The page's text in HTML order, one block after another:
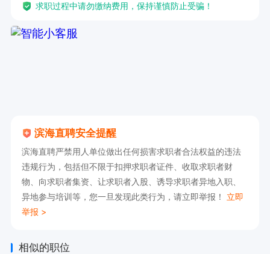
神。 求职过程中请勿缴纳费用，保持谨慎防止受骗！
滨海直聘安全提醒
滨海直聘严禁用人单位做出任何损害求职者合法权益的违法
违规行为，包括但不限于扣押求职者证件、收取求职者财
物、向求职者集资、让求职者入股、诱导求职者异地入职、
异地参与培训等，您一旦发现此类行为，请立即举报！ 立即
举报 >
相似的职位